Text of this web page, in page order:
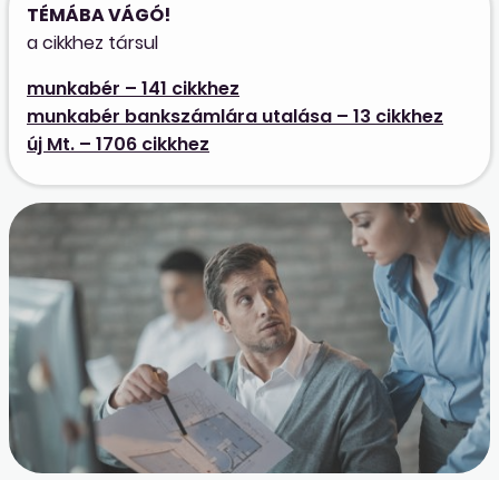
TÉMÁBA VÁGÓ!
a cikkhez társul
munkabér – 141 cikkhez
munkabér bankszámlára utalása – 13 cikkhez
új Mt. – 1706 cikkhez